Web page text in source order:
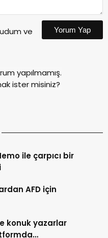
ve
Yorum Yap
yapılmamış.
ister misiniz?
ile çarpıcı bir
AFD için
konuk yazarlar